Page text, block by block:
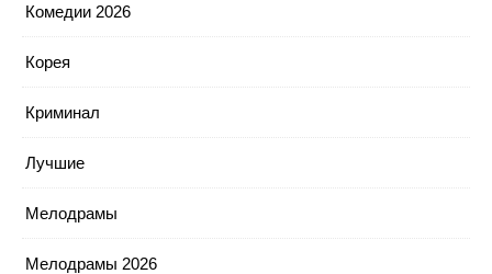
Комедии 2026
Корея
Криминал
Лучшие
Мелодрамы
Мелодрамы 2026